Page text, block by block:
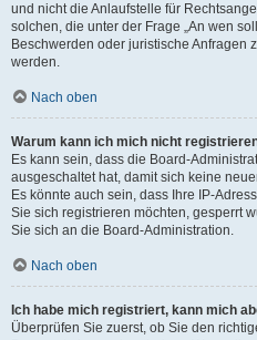
und nicht die Anlaufstelle für
solchen, die unter der Frage „An wen
Beschwerden oder juristische Anfragen
werden.
Nach oben
Warum kann ich mich nicht
Es kann sein, dass die Board-
ausgeschaltet hat, damit sich keine
Es könnte auch sein, dass Ihre IP-
Sie sich registrieren möchten, gesperrt
Sie sich an die Board-Administration.
Nach oben
Ich habe mich registriert, kann mich
Überprüfen Sie zuerst, ob Sie den